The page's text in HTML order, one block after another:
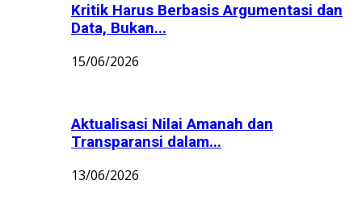
Kritik Harus Berbasis Argumentasi dan
Data, Bukan...
15/06/2026
Aktualisasi Nilai Amanah dan
Transparansi dalam...
13/06/2026